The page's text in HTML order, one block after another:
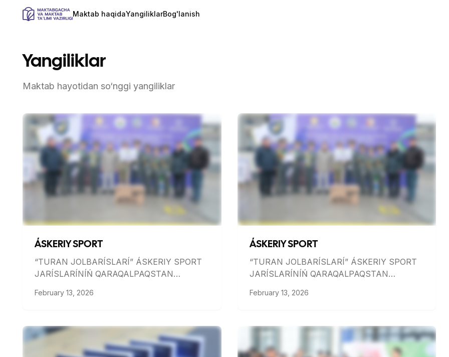
Maktab haqidaYangiliklarBog'lanish
Yangiliklar
Maktab hayotidan so‘nggi yangiliklar
ÁSKERIY SPORT
“TURAN JOLBARÍSLARÍ” ÁSKERIY SPORT
JARÍSLARÍNÍŃ QARAQALPAQSTAN
February 13, 2026
ÁSKERIY SPORT
“TURAN JOLBARÍSLARÍ” ÁSKERIY SPORT
JARÍSLARÍNÍŃ QARAQALPAQSTAN
February 13, 2026